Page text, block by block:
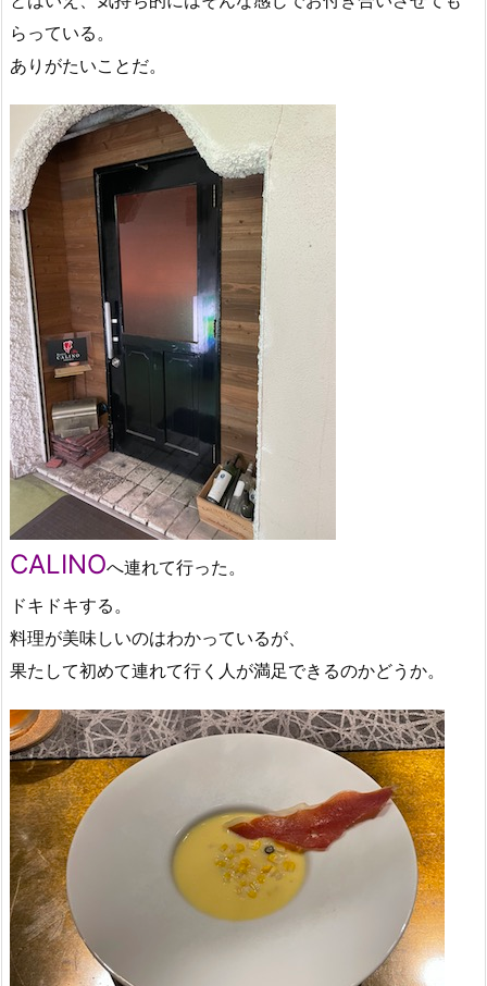
らっている。
ありがたいことだ。
CALINOへ連れて行った。
ドキドキする。
料理が美味しいのはわかっているが、
果たして初めて連れて行く人が満足できるのかどうか。